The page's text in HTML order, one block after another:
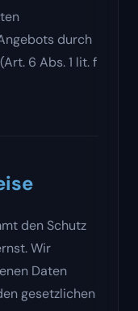
durch
6 Abs. 1 lit. f
den Schutz
Wir
Daten
gesetzlichen